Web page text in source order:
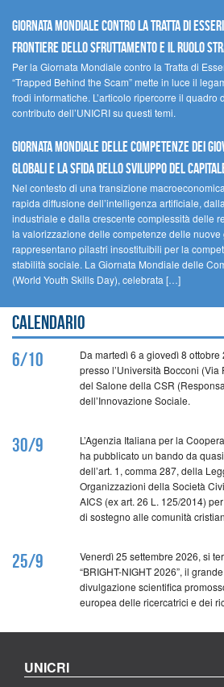
GIORNATA MONDIALE CONTRO LA TRATTA DI
FRONTIERE DELLO SFRUTTAMENTO E IL RUOLO
Per la Giornata Mondiale contro la Tratta di
“Trapped Behind the Scam” mette in luce il
frodi informatiche. L’articolo ripercorre il quadro
contributo dell’UNICRI su questi temi.
GIORNATA MONDIALE DELLE COMPETENZE DEI
GLOBALI E LA SFIDA DELLO SVILUPPO DEL
Nel contesto di una transizione
rapida diffusione dell’intelligenza artificiale,
industriale e dalla crescente complessità delle
la valorizzazione delle competenze delle nuove
rappresentano pilastri insostituibili per la
stabilità sociale. La Giornata Mondiale delle
(World Youth Skills Day), celebrata […]
Calendario
6/10
Da martedì 6 a giovedì 8 ottobre
presso l’Università Bocconi
del Salone della CSR
dell’Innovazione Sociale.
30/9
L’Agenzia Italiana per la
ha pubblicato un bando da
dell’art. 1, comma 287, della
Organizzazioni della Società
AICS (ex art. 26 L. 125/2014)
di sostegno alle comunità
25/9
Venerdì 25 settembre 2026, si
“BRIGHT-NIGHT 2026”, il
divulgazione scientifica
europea delle ricercatrici e dei
UNICRI